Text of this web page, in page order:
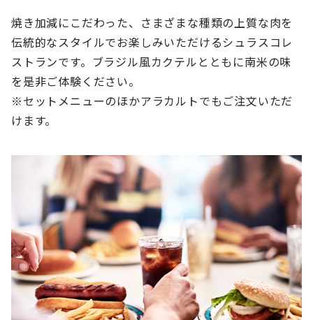
焼き加減にこだわった、さまざまな種類の上質な肉を
伝統的なスタイルでお楽しみいただけるシュラスコレ
ストランです。ブラジル風カクテルとともに南米の味
を是非ご体験ください。
※セットメニューのほかアラカルトでもご注文いただ
けます。